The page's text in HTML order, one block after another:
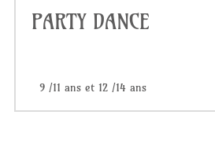
PARTY DANCE
9 /11 ans et 12 /14 ans